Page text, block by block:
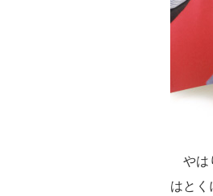
やは
はとく